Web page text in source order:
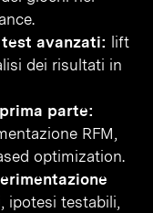
avanzati: lift
dei risultati in
parte:
RFM,
optimization.
ipotesi testabili,